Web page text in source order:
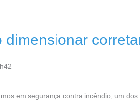
dimensionar
em segurança contra incêndio, um